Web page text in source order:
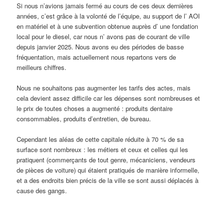
Si nous n’avions jamais fermé au cours de ces deux dernières
années, c’est grâce à la volonté de l’équipe, au support de l’ AOI
en matériel et à une subvention obtenue auprès d’ une fondation
local pour le diesel, car nous n’ avons pas de courant de ville
depuis janvier 2025. Nous avons eu des périodes de basse
fréquentation, mais actuellement nous repartons vers de
meilleurs chiffres.
Nous ne souhaitons pas augmenter les tarifs des actes, mais
cela devient assez difficile car les dépenses sont nombreuses et
le prix de toutes choses a augmenté : produits dentaire
consommables, produits d’entretien, de bureau.
Cependant les aléas de cette capitale réduite à 70 % de sa
surface sont nombreux : les métiers et ceux et celles qui les
pratiquent (commerçants de tout genre, mécaniciens, vendeurs
de pièces de voiture) qui étaient pratiqués de manière informelle,
et a des endroits bien précis de la ville se sont aussi déplacés à
cause des gangs.